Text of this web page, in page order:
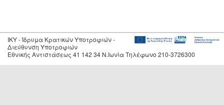
IKY - Ίδρυμα Κρατικών Υποτροφιών -
Διεύθυνση Υποτροφιών
Εθνικής Αντιστάσεως 41 142 34 Ν.Ιωνία Τηλέφωνο 210-3726300